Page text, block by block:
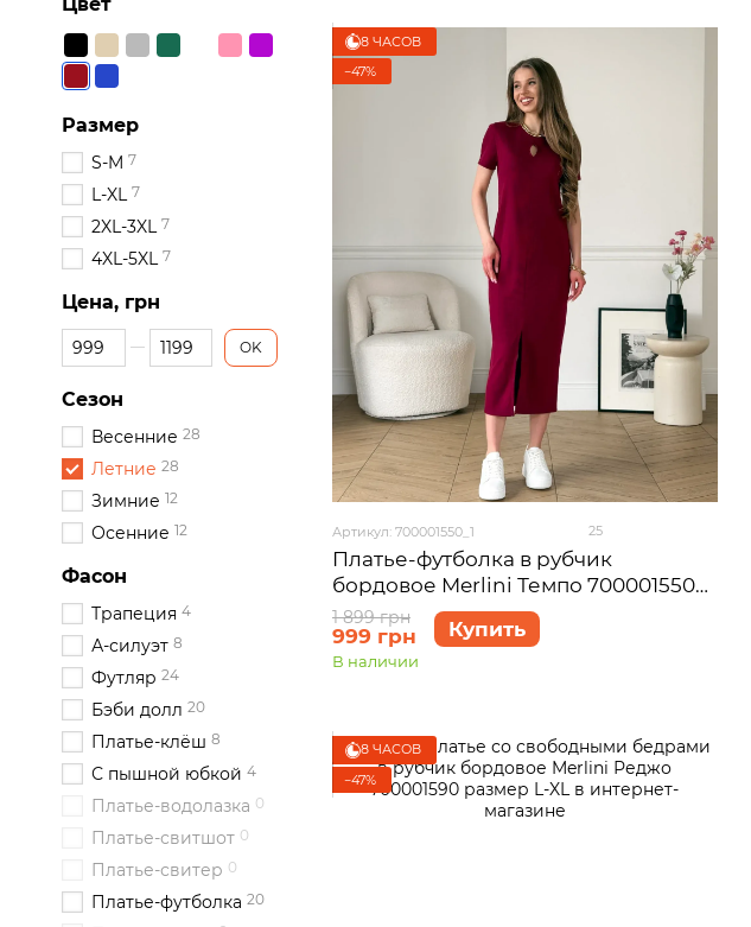
8 ЧАСОВ
−47%
Артикул: 700001550_1 25
Платье-футболка в рубчик
бордовое Merlini Темпо 700001550
размер S-M
1 899 грн
999 грн Купить
В наличии
8 ЧАСОВ
−47%
Размер
S-M 7
L-XL 7
2XL-3XL 7
4XL-5XL 7
Цена, грн
От Цена, грн
До Цена, грн OK
Сезон
Весенние 28
Летние 28
Зимние 12
Осенние 12
Фасон
Трапеция 4
А-силуэт 8
Футляр 24
Бэби долл 20
Платье-клёш 8
С пышной юбкой 4
Платье-водолазка 0
Платье-свитшот 0
Платье-свитер 0
Платье-футболка 20